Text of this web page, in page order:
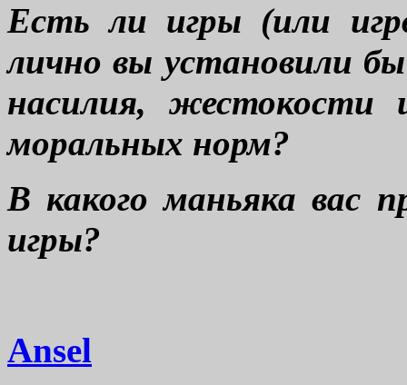
Есть ли игры (или
лично вы установили бы
насилия, жестокости
моральных норм?
В какого маньяка вас
игры?
Ansel